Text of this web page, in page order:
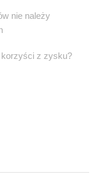
nie należy
korzyści z zysku?